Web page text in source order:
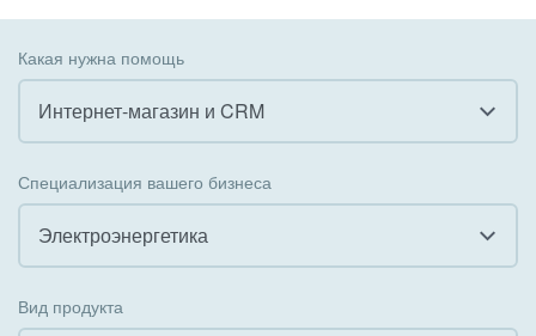
Какая нужна помощь
Интернет-магазин и CRM
Внедрение КЭДО
Интеграция с 1С
Специализация вашего бизнеса
Электроэнергетика
Вид продукта